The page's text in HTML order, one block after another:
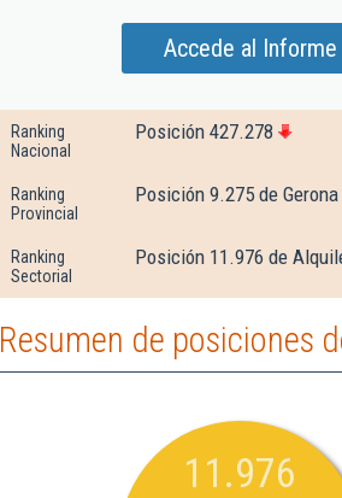
Accede al
Ranking
Nacional
Posición 427.278
Ranking
Provincial
Posición 9.275 de Gerona
Ranking
Sectorial
Posición 11.976 de
Resumen de posiciones
11.976